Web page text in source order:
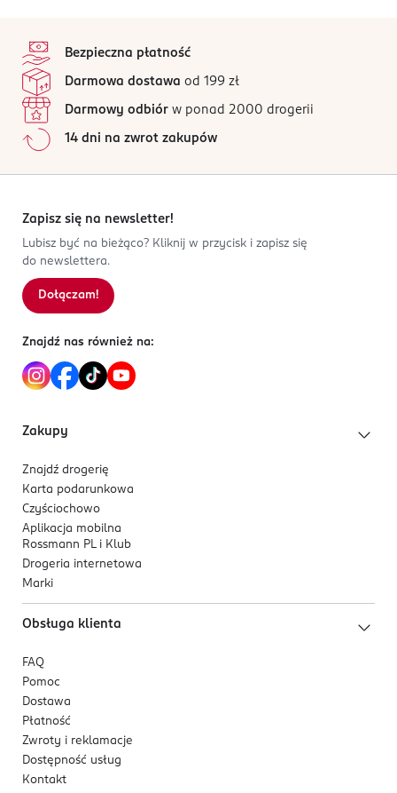
Bezpieczna płatność
Darmowa dostawa od 199 zł
Darmowy odbiór w ponad 2000 drogerii
14 dni na zwrot zakupów
Zapisz się na newsletter!
Lubisz być na bieżąco? Kliknij w przycisk i zapisz się
do newslettera.
Dołączam!
Znajdź nas również na:
Zakupy
Znajdź drogerię
Karta podarunkowa
Czyściochowo
Aplikacja mobilna
Rossmann PL i Klub
Drogeria internetowa
Marki
Obsługa klienta
FAQ
Pomoc
Dostawa
Płatność
Zwroty i reklamacje
Dostępność usług
Kontakt